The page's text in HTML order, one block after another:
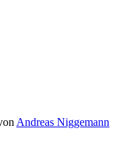
Andreas Niggemann